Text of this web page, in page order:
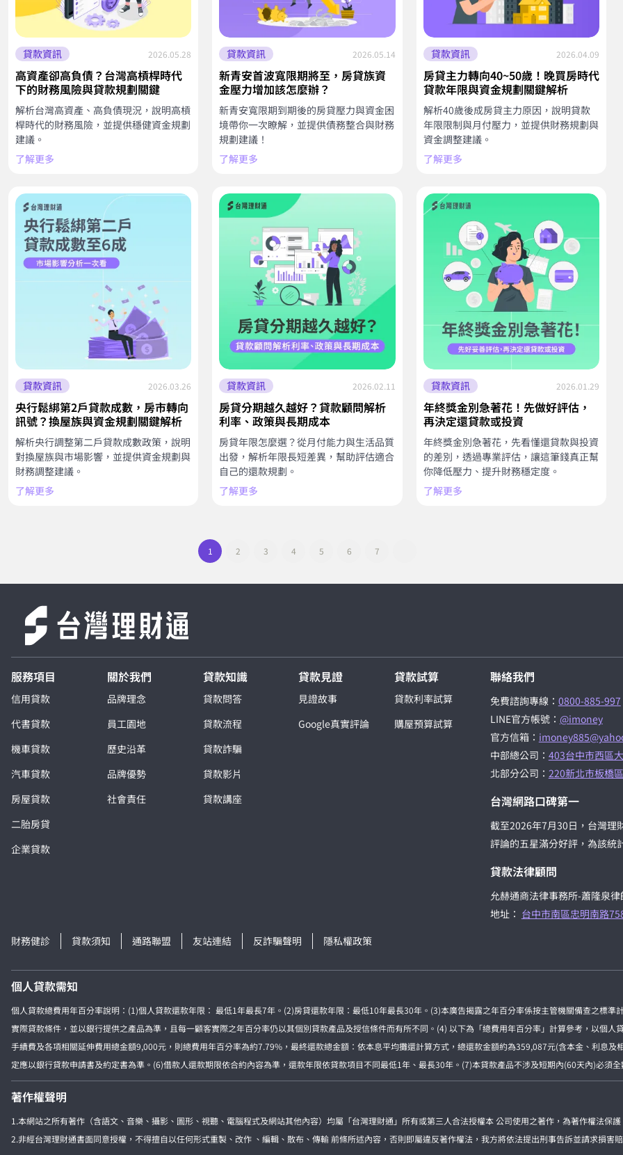
貸款資訊 2026.05.28
高資產卻高負債？台灣高槓桿時代
下的財務風險與貸款規劃關鍵
解析台灣高資產、高負債現況，說明高槓
桿時代的財務風險，並提供穩健資金規劃
建議。
了解更多
貸款資訊 2026.05.14
新青安首波寬限期將至，房貸族資
金壓力增加該怎麼辦？
新青安寬限期到期後的房貸壓力與資金困
境帶你一次瞭解，並提供債務整合與財務
規劃建議！
了解更多
貸款資訊 2026.04.09
房貸主力轉向40~50歲！晚買房時代
貸款年限與資金規劃關鍵解析
解析40歲後成房貸主力原因，說明貸款
年限限制與月付壓力，並提供財務規劃與
資金調整建議。
了解更多
貸款資訊 2026.03.26
央行鬆綁第2戶貸款成數，房市轉向
訊號？換屋族與資金規劃關鍵解析
解析央行調整第二戶貸款成數政策，說明
對換屋族與市場影響，並提供資金規劃與
財務調整建議。
了解更多
貸款資訊 2026.02.11
房貸分期越久越好？貸款顧問解析
利率、政策與長期成本
房貸年限怎麼選？從月付能力與生活品質
出發，解析年限長短差異，幫助評估適合
自己的還款規劃。
了解更多
貸款資訊 2026.01.29
年終獎金別急著花！先做好評估，
再決定還貸款或投資
年終獎金別急著花，先看懂還貸款與投資
的差別，透過專業評估，讓這筆錢真正幫
你降低壓力、提升財務穩定度。
了解更多
1 2 3 4 5 6 7
服務項目
信用貸款
代書貸款
機車貸款
汽車貸款
房屋貸款
二胎房貸
企業貸款
關於我們
品牌理念
員工園地
歷史沿革
品牌優勢
社會責任
貸款知識
貸款問答
貸款流程
貸款詐騙
貸款影片
貸款講座
貸款見證
見證故事
Google真實評論
貸款試算
貸款利率試算
購屋預算試算
聯絡我們
免費諮詢專線： 0800-885-997
LINE官方帳號： @imoney
官方信箱：
中部總公司： 403台中市西區
北部分公司： 220新北市板橋
台灣網路口碑第一
截至2026年7月30日，台灣理
評論的五星滿分好評，為該統
貸款法律顧問
允赫通商法律事務所-蕭隆泉律
地址： 台中市南區忠明南路
財務健診
貸款須知 通路聯盟 友站連結 反詐騙聲明 隱私權政策
個人貸款需知
個人貸款總費用年百分率說明：(1)個人貸款還款年限： 最低1年最長7年。(2)房貸還款年限：最低10年最長30年。(3)本廣告揭露之年百分率係按主管機關備查之標
實際貸款條件，並以銀行提供之產品為準，且每一顧客實際之年百分率仍以其個別貸款產品及授信條件而有所不同。(4) 以下為「總費用年百分率」計算參考，以個
手續費及各項相關延伸費用總金額9,000元，則總費用年百分率為約7.79%，最終還款總金額：依本息平均攤還計算方式，總還款金額約為359,087元(含本金、利息
定應以銀行貸款申請書及約定書為準。(6)借款人還款期限依合約內容為準，還款年限依貸款項目不同最低1年、最長30年。(7)本貸款產品不涉及短期內(60天內)必須
著作權聲明
1.本網站之所有著作（含語文、音樂、攝影、圖形、視聽、電腦程式及網站其他內容）均屬「台灣理財通」所有或第三人合法授權本 公司使用之著作，為著作權法保護
2.非經台灣理財通書面同意授權，不得擅自以任何形式重製、改作 、編輯、散布、傳輸 前條所述內容，否則即屬違反著作權法，我方將依法提出刑事告訴並請求損害